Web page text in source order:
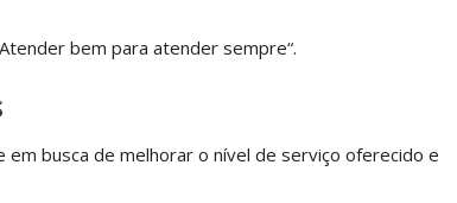
Atender bem para atender sempre“.
busca de melhorar o nível de serviço oferecido e